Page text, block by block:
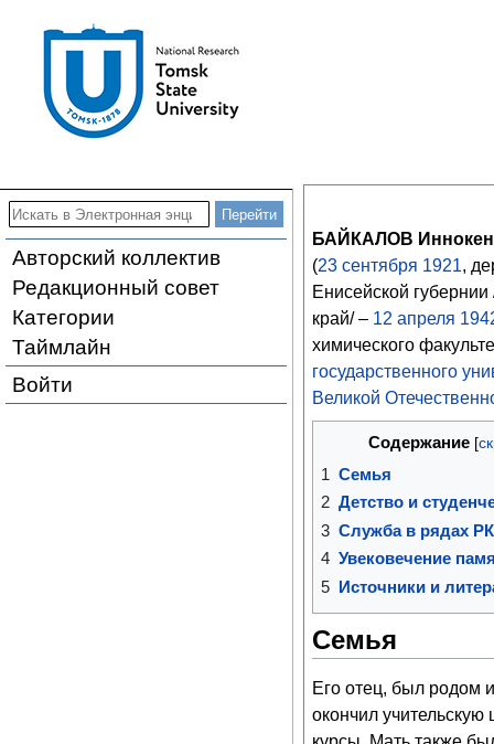
Авторский коллектив
Редакционный совет
Категории
Таймлайн
Войти
БАЙКАЛОВ
(23 сентября 1921,
Енисейской
край/ – 12 апреля
химического
государственного
Великой
Содержание
1 Семья
2 Детство и
3 Служба в рядах
4 Увековечение
5 Источники и
Семья
Его отец, был родом
окончил учительскую